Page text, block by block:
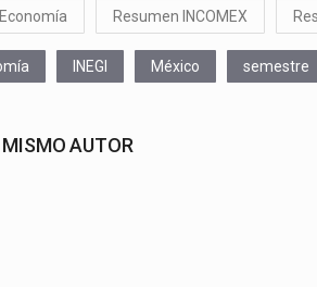
Economía Resumen INCOMEX
INEGI México semestre
MISMO AUTOR